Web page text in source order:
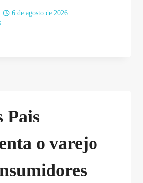
6 de agosto de 2026
Pais
o varejo